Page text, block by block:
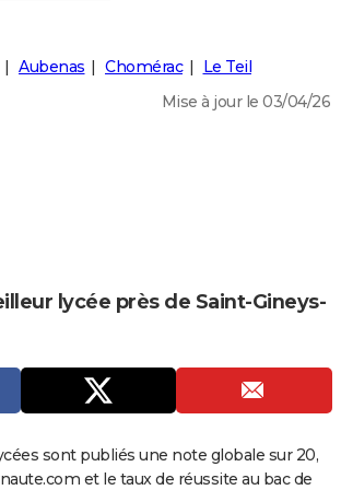
Aubenas Chomérac
Le Teil
Mise à jour le 03/04/26
lycée près de Saint-Gineys-
sont publiés une note globale sur 20,
et le taux de réussite au bac de